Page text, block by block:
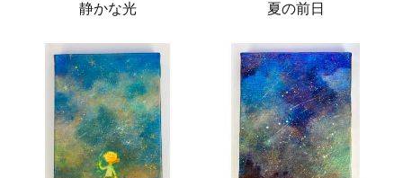
静かな光 夏の前日